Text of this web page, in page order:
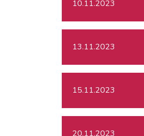
10.11.2023
13.11.2023
15.11.2023
20.11.2023